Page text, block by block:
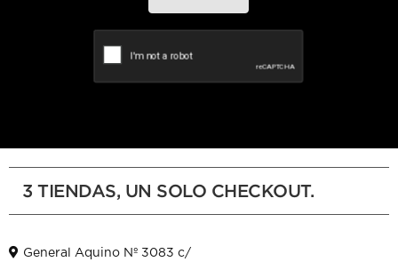
3 TIENDAS, UN SOLO CHECKOUT.
General Aquino Nº 3083 c/